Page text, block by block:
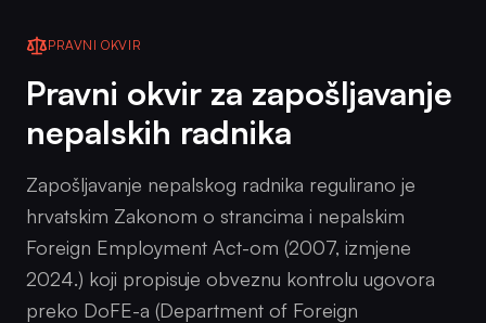
PRAVNI OKVIR
Pravni okvir za zapošljavanje
nepalskih radnika
Zapošljavanje nepalskog radnika regulirano je
hrvatskim Zakonom o strancima i nepalskim
Foreign Employment Act-om (2007, izmjene
2024.) koji propisuje obveznu kontrolu ugovora
preko DoFE-a (Department of Foreign